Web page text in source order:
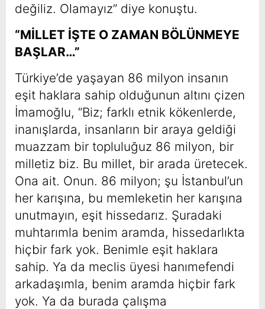
değiliz. Olamayız” diye konuştu.
“MİLLET İŞTE O ZAMAN BÖLÜNMEYE
BAŞLAR…”
Türkiye’de yaşayan 86 milyon insanın
eşit haklara sahip olduğunun altını çizen
İmamoğlu, “Biz; farklı etnik kökenlerde,
inanışlarda, insanların bir araya geldiği
muazzam bir topluluğuz 86 milyon, bir
milletiz biz. Bu millet, bir arada üretecek.
Ona ait. Onun. 86 milyon; şu İstanbul’un
her karışına, bu memleketin her karışına
unutmayın, eşit hissedarız. Şuradaki
muhtarımla benim aramda, hissedarlıkta
hiçbir fark yok. Benimle eşit haklara
sahip. Ya da meclis üyesi hanımefendi
arkadaşımla, benim aramda hiçbir fark
yok. Ya da burada çalışma